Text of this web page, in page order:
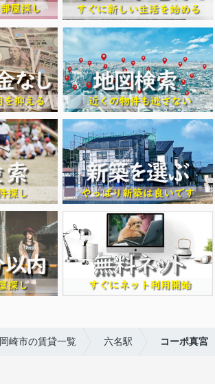
岡崎市の賃貸一覧 六名駅 コーポ真宮